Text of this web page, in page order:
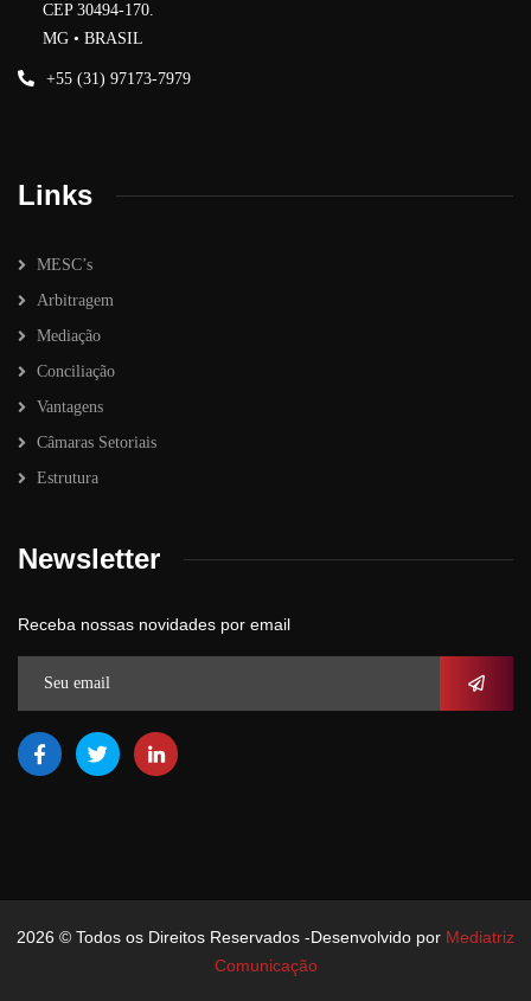
CEP 30494-170.
MG • BRASIL
+55 (31) 97173-7979
Links
MESC’s
Arbitragem
Mediação
Conciliação
Vantagens
Câmaras Setoriais
Estrutura
Newsletter
Receba nossas novidades por email
2026 © Todos os Direitos Reservados -Desenvolvido por Mediatriz
Comunicação